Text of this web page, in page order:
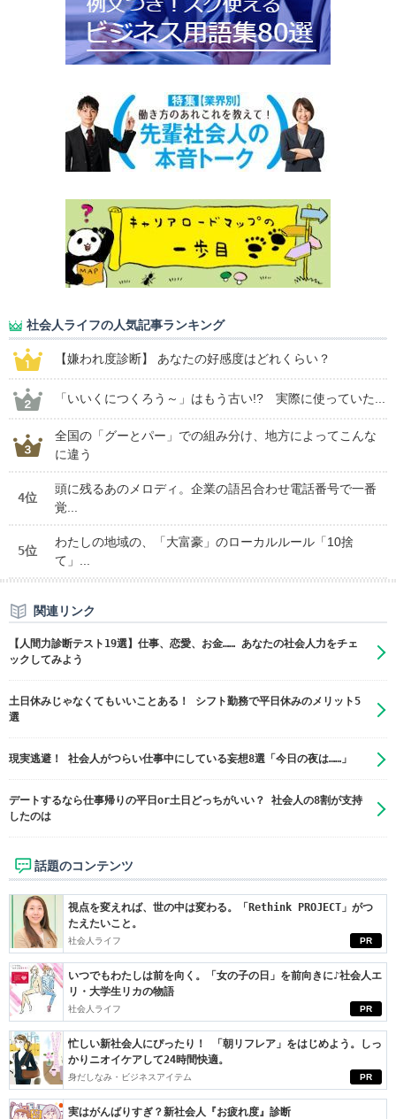
社会人ライフの人気記事ランキング
【嫌われ度診断】 あなたの好感度はどれくらい？
「いいくにつくろう～」はもう古い!? 実際に使っていた...
全国の「グーとパー」での組み分け、地方によってこんな
に違う
4位
頭に残るあのメロディ。企業の語呂合わせ電話番号で一番
覚...
5位
わたしの地域の、「大富豪」のローカルルール「10捨
て」...
関連リンク
【人間力診断テスト19選】仕事、恋愛、お金…… あなたの社会人力をチェ
ックしてみよう
土日休みじゃなくてもいいことある！ シフト勤務で平日休みのメリット5
選
現実逃避！ 社会人がつらい仕事中にしている妄想8選「今日の夜は……」
デートするなら仕事帰りの平日or土日どっちがいい？ 社会人の8割が支持
したのは
話題のコンテンツ
PR
視点を変えれば、世の中は変わる。「Rethink PROJECT」がつ
たえたいこと。
社会人ライフ
PR
いつでもわたしは前を向く。「女の子の日」を前向きに♪社会人エ
リ・大学生リカの物語
社会人ライフ
PR
忙しい新社会人にぴったり！ 「朝リフレア」をはじめよう。しっ
かりニオイケアして24時間快適。
身だしなみ・ビジネスアイテム
実はがんばりすぎ？新社会人『お疲れ度』診断